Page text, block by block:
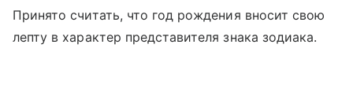
Принято считать, что год рождения вносит свою
лепту в характер представителя знака зодиака.